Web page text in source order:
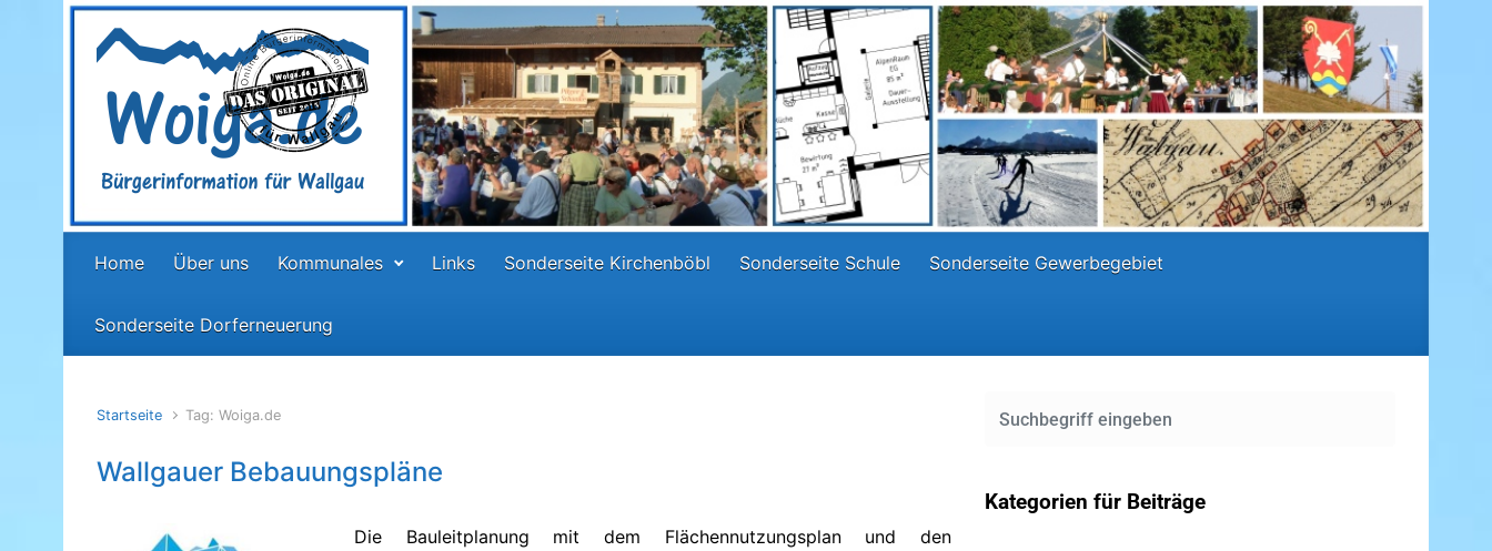
Zum Hauptinhalt springen
Home Über uns Kommunales Links Sonderseite Kirchenböbl Sonderseite Schule Sonderseite Gewerbegebiet
Sonderseite Dorferneuerung
Startseite Tag: Woiga.de
Wallgauer Bebauungspläne
Die Bauleitplanung mit dem Flächennutzungsplan und den
Kategorien für Beiträge